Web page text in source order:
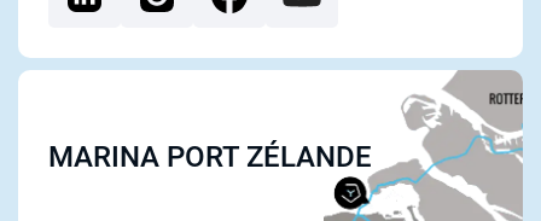
MARINA PORT ZÉLANDE